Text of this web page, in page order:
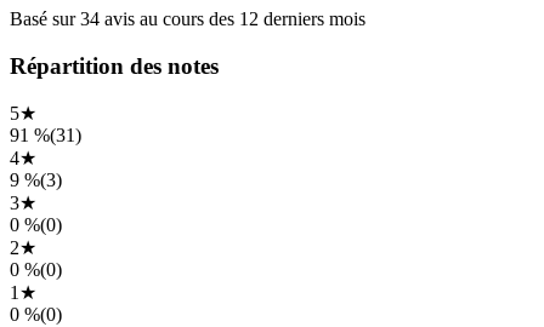
Basé sur34 avis au cours des 12 derniers mois
Répartition des notes
5★
91 %(31)
4★
9 %(3)
3★
0 %(0)
2★
0 %(0)
1 ★
0 %(0)